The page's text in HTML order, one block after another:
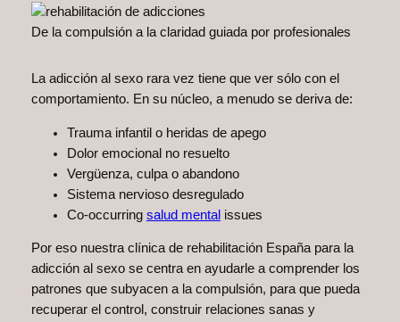
De la compulsión a la claridad guiada por profesionales
La adicción al sexo rara vez tiene que ver sólo con el
comportamiento. En su núcleo, a menudo se deriva de:
Trauma infantil o heridas de apego
Dolor emocional no resuelto
Vergüenza, culpa o abandono
Sistema nervioso desregulado
Co-occurring salud mental issues
Por eso nuestra clínica de rehabilitación España para la
adicción al sexo se centra en ayudarle a comprender los
patrones que subyacen a la compulsión, para que pueda
recuperar el control, construir relaciones sanas y